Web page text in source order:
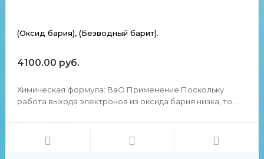
(Оксид бария), (Безводный барит).
4100.00 руб.
Химическая формула: BaO Применение Поскольку
работа выхода электронов из оксида бария низка, то
покрытия катодов различных электровакуумных